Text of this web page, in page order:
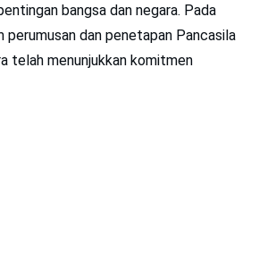
bangsa dan negara. Pada
perumusan dan penetapan Pancasila
telah menunjukkan komitmen